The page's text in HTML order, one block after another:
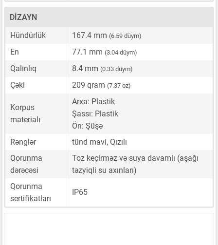
DIZAYN
Hündürlük
167.4 mm (6.59 düym)
En 77.1 mm (3.04 düym)
Qalınlıq 8.4 mm (0.33 düym)
Çəki 209 qram (7.37 oz)
Korpus
materialı
Arxa: Plastik
Şassı: Plastik
Ön: Şüşə
Rənglər
tünd mavi, Qızılı
Qorunma
dərəcəsi
Toz keçirməz və suya davamlı (aşağı
təzyiqli su axınları)
Qorunma
sertifikatları
IP65